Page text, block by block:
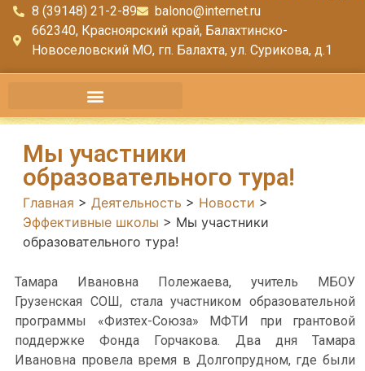
8 (39148) 21-2-89
balono@internet.ru
662340, Красноярский край, Балахтинско-
Новоселовский МО, гп. Балахта, ул. Сурикова, д.1
Мы участники
образовательного тура!
Главная > Деятельность > Новости >
Эффективные школы > Мы участники
образовательного тура!
Тамара Ивановна Полежаева, учитель МБОУ
Грузенская СОШ, стала участником образовательной
программы «Физтех-Союза» МФТИ при грантовой
поддержке Фонда Горчакова. Два дня Тамара
Ивановна провела время в Долгопрудном, где были